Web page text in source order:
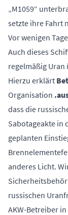
„M1059“
setzte ihre Fahrt
Vor wenigen
Auch dieses
regelmäßig Uran
Hierzu erklärt
Organisation
dass die
Sabotageakte in
geplanten
anderes Licht.
russischen
AKW-Betreiber